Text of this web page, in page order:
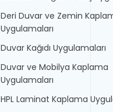
Deri Duvar ve Zemin
Uygulamaları
Duvar Kağıdı Uygulamaları
Duvar ve Mobilya Kaplama
Uygulamaları
HPL Laminat Kaplama